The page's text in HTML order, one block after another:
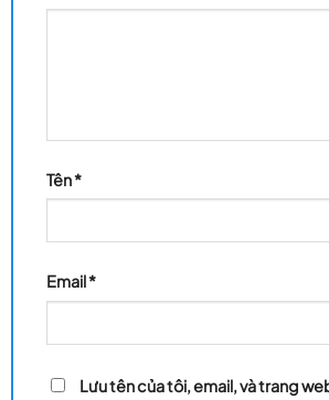
Tên*
Email*
Lưu tên của tôi, email, và trang